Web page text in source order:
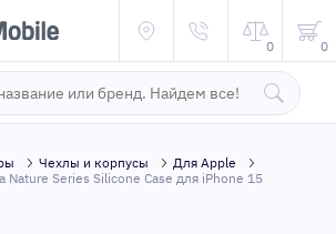
0 0
Чехлы и корпусы
Для Apple
Nature Series Silicone Case для iPhone 15